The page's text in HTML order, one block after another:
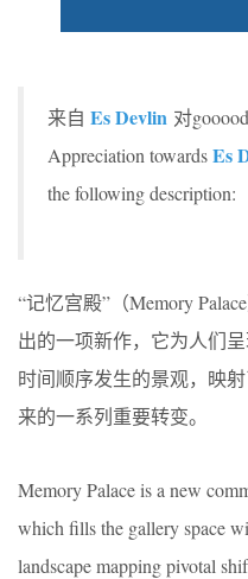
来自 Es Devlin 对
Appreciation towardsEs
the following description:
“记忆宫殿”（Memory
出的一项新作，它为人们
时间顺序发生的景观，映
来的一系列重要转变。
Memory Palace is a new
which fills the gallery space
landscape mapping pivotal